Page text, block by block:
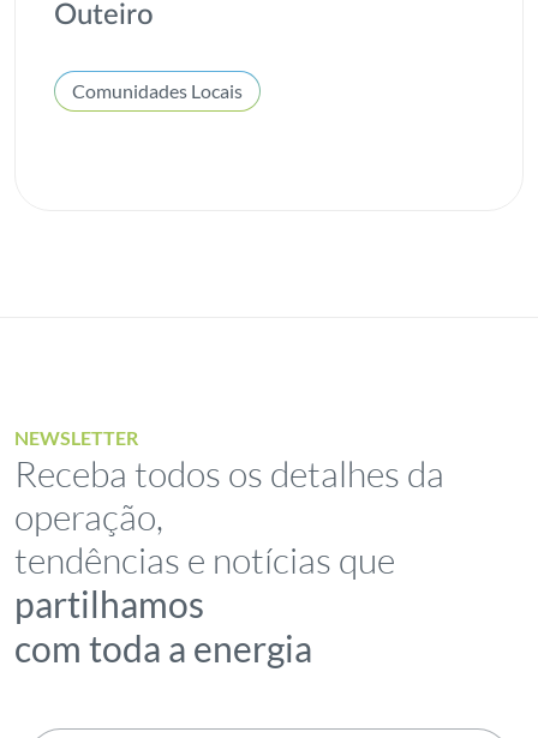
Outeiro
Comunidades Locais
NEWSLETTER
Receba todos os detalhes da
operação,
tendências e notícias que
partilhamos
com toda a energia